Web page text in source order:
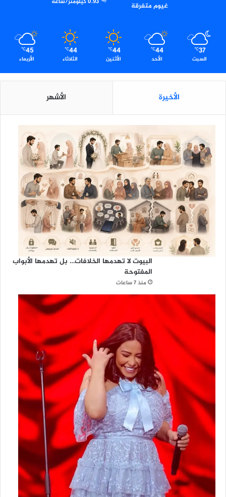
ا
ب
غيوم متفرقة 0.93 كيلومتر/ساعة
37
℃
السبت
44
℃
الأحد
44
℃
الأثنين
44
℃
الثلاثاء
45
℃
الأربعاء
الأخيرة الأشهر
البيوت لا تهدمها الخلافات… بل تهدمها الأبواب
المفتوحة
منذ 7 ساعات